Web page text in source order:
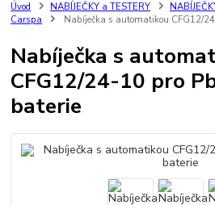
Úvod NABÍJEČKY a TESTERY
Carspa
Nabíječka s automatikou CFG12/
Nabíječka s
CFG12/24-10 pro
baterie